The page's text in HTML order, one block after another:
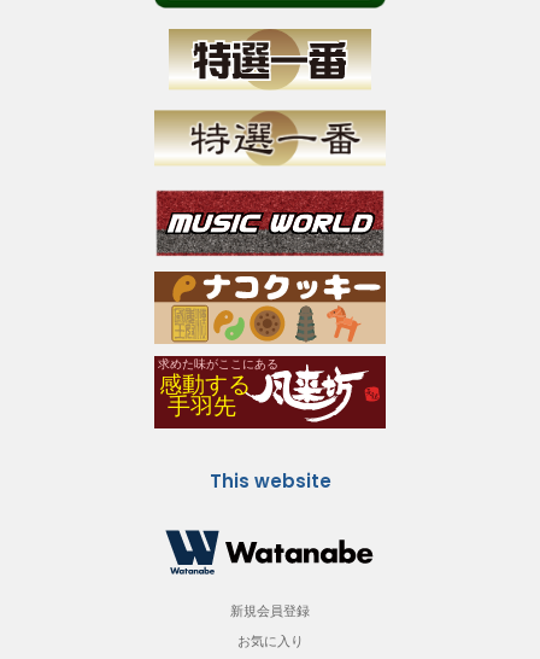
This website
新規会員登録
お気に入り